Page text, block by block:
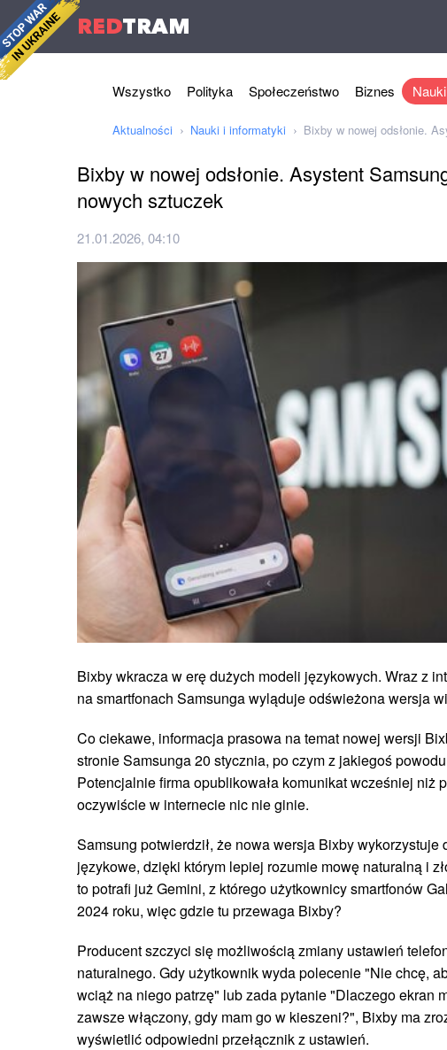
REDTRAM
Wszystko Polityka Społeczeństwo Biznes
Aktualności Nauki i informatyki Bixby w nowej odsłonie.
Bixby w nowej odsłonie. Asystent
nowych sztuczek
21.01.2026, 04:10
Bixby wkracza w erę dużych modeli językowych. Wraz z
na smartfonach Samsunga wyląduje odświeżona wersja
Co ciekawe, informacja prasowa na temat nowej wersji
stronie Samsunga 20 stycznia, po czym z jakiegoś
Potencjalnie firma opublikowała komunikat wcześniej niż
oczywiście w internecie nic nie ginie.
Samsung potwierdził, że nowa wersja Bixby wykorzystuje
językowe, dzięki którym lepiej rozumie mowę naturalną i
to potrafi już Gemini, z którego użytkownicy smartfonów
2024 roku, więc gdzie tu przewaga Bixby?
Producent szczyci się możliwością zmiany ustawień
naturalnego. Gdy użytkownik wyda polecenie "Nie chcę,
wciąż na niego patrzę" lub zada pytanie "Dlaczego ekran
zawsze włączony, gdy mam go w kieszeni?", Bixby ma
wyświetlić odpowiedni przełącznik z ustawień.